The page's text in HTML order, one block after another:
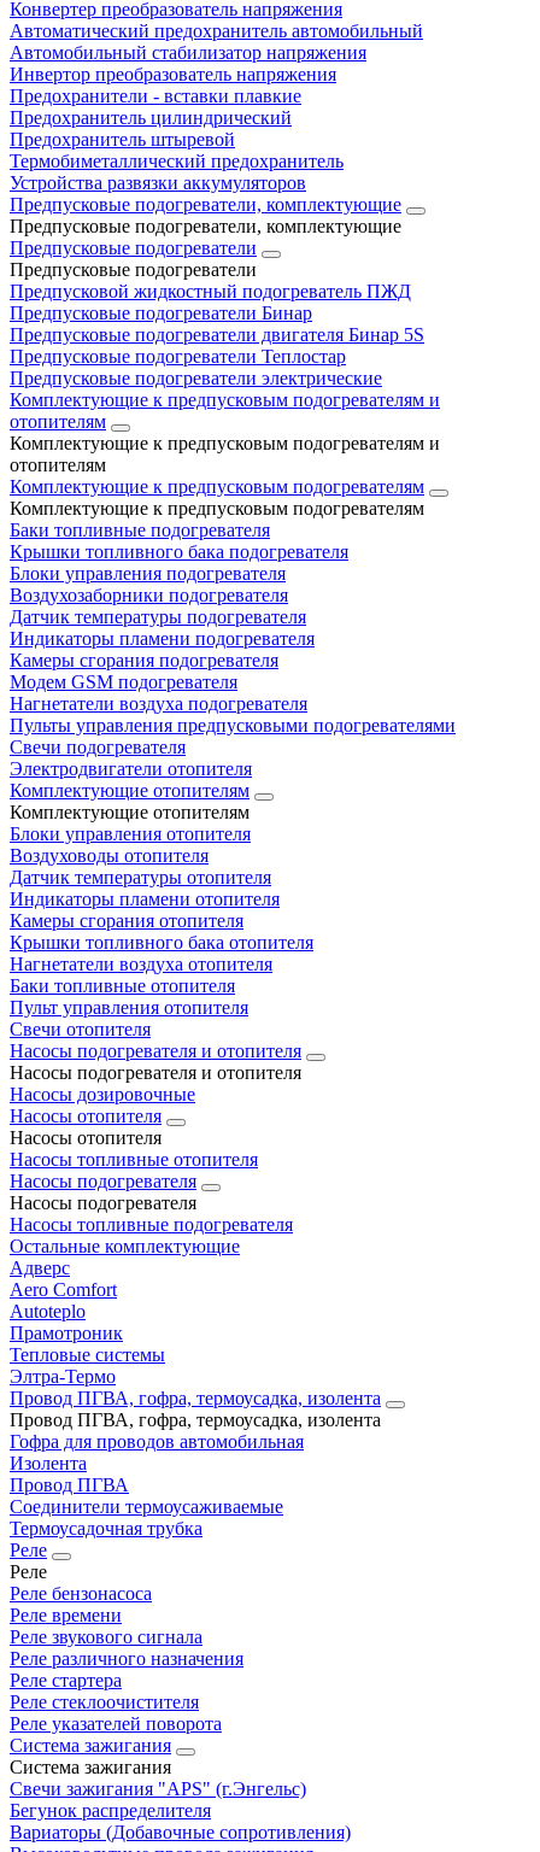
Конвертер преобразователь напряжения
Автоматический предохранитель автомобильный
Автомобильный стабилизатор напряжения
Инвертор преобразователь напряжения
Предохранители - вставки плавкие
Предохранитель цилиндрический
Предохранитель штыревой
Термобиметаллический предохранитель
Устройства развязки аккумуляторов
Предпусковые подогреватели, комплектующие
Предпусковые подогреватели, комплектующие
Предпусковые подогреватели
Предпусковые подогреватели
Предпусковой жидкостный подогреватель ПЖД
Предпусковые подогреватели Бинар
Предпусковые подогреватели двигателя Бинар 5S
Предпусковые подогреватели Теплостар
Предпусковые подогреватели электрические
Комплектующие к предпусковым подогревателям и
отопителям
Комплектующие к предпусковым подогревателям и
отопителям
Комплектующие к предпусковым подогревателям
Комплектующие к предпусковым подогревателям
Баки топливные подогревателя
Крышки топливного бака подогревателя
Блоки управления подогревателя
Воздухозаборники подогревателя
Датчик температуры подогревателя
Индикаторы пламени подогревателя
Камеры сгорания подогревателя
Модем GSM подогревателя
Нагнетатели воздуха подогревателя
Пульты управления предпусковыми подогревателями
Свечи подогревателя
Электродвигатели отопителя
Комплектующие отопителям
Комплектующие отопителям
Блоки управления отопителя
Воздуховоды отопителя
Датчик температуры отопителя
Индикаторы пламени отопителя
Камеры сгорания отопителя
Крышки топливного бака отопителя
Нагнетатели воздуха отопителя
Баки топливные отопителя
Пульт управления отопителя
Свечи отопителя
Насосы подогревателя и отопителя
Насосы подогревателя и отопителя
Насосы дозировочные
Насосы отопителя
Насосы отопителя
Насосы топливные отопителя
Насосы подогревателя
Насосы подогревателя
Насосы топливные подогревателя
Остальные комплектующие
Адверс
Aero Comfort
Autoteplo
Прамотроник
Тепловые системы
Элтра-Термо
Провод ПГВА, гофра, термоусадка, изолента
Провод ПГВА, гофра, термоусадка, изолента
Гофра для проводов автомобильная
Изолента
Провод ПГВА
Соединители термоусаживаемые
Термоусадочная трубка
Реле
Реле
Реле бензонасоса
Реле времени
Реле звукового сигнала
Реле различного назначения
Реле стартера
Реле стеклоочистителя
Реле указателей поворота
Система зажигания
Система зажигания
Свечи зажигания "APS" (г.Энгельс)
Бегунок распределителя
Вариаторы (Добавочные сопротивления)